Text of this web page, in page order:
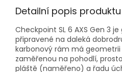
Detailní popis produktu
Checkpoint SL 6 AXS Gen 3
připravené na daleká
karbonový rám má geometrii
zaměřenou na pohodlí,
pláště (naměřeno) a řadu